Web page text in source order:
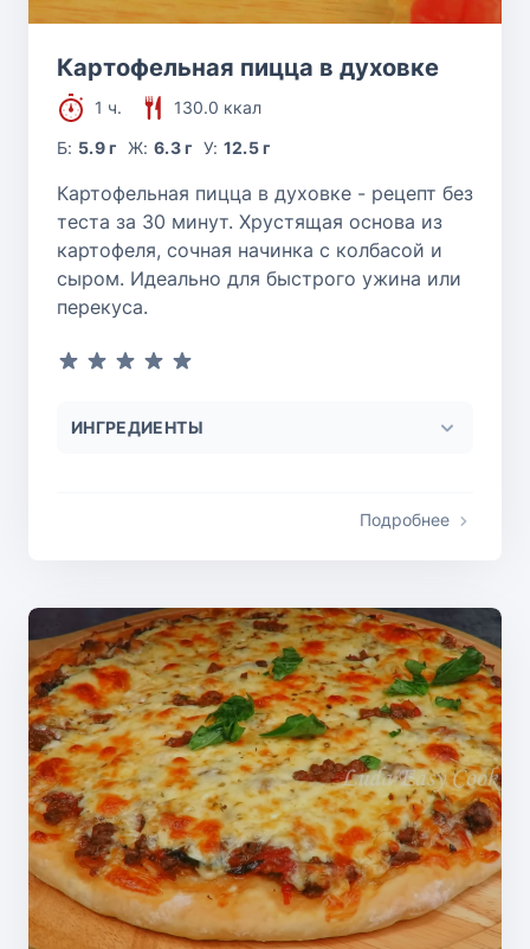
Картофельная пицца в духовке
1 ч.
130.0 ккал
Б: 5.9 г Ж: 6.3 г У: 12.5 г
Картофельная пицца в духовке - рецепт без
теста за 30 минут. Хрустящая основа из
картофеля, сочная начинка с колбасой и
сыром. Идеально для быстрого ужина или
перекуса.
ИНГРЕДИЕНТЫ
Подробнее